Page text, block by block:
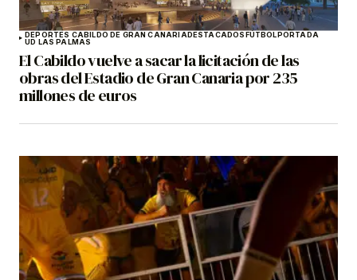
DEPORTES CABILDO DE GRAN CANARIADESTACADOSFÚTBOLPORTADA
UD LAS PALMAS
El Cabildo vuelve a sacar la licitación de las
obras del Estadio de Gran Canaria por 235
millones de euros